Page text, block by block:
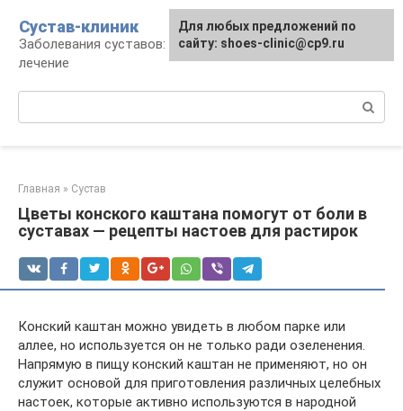
контенту
Сустав-клиник
Заболевания суставов: профилактика и
лечение
Главная » Сустав
Цветы конского каштана помогут от боли в
суставах — рецепты настоев для растирок
Конский каштан можно увидеть в любом парке или
аллее, но используется он не только ради озеленения.
Напрямую в пищу конский каштан не применяют, но он
служит основой для приготовления различных целебных
настоек, которые активно используются в народной
Для любых предложений по
сайту: shoes-clinic@cp9.ru